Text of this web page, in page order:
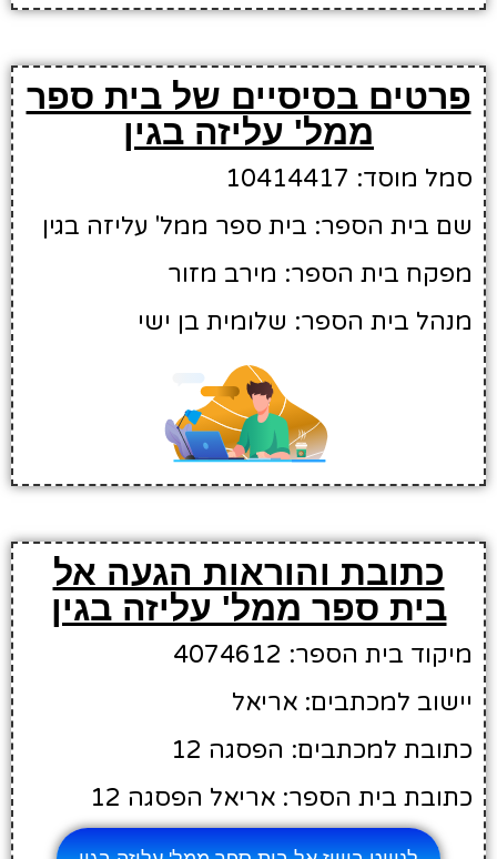
פרטים בסיסיים של בית ספר
ממל' עליזה בגין
סמל מוסד: 10414417
שם בית הספר: בית ספר ממל' עליזה בגין
מפקח בית הספר: מירב מזור
מנהל בית הספר: שלומית בן ישי
כתובת והוראות הגעה אל
בית ספר ממל' עליזה בגין
מיקוד בית הספר: 4074612
יישוב למכתבים: אריאל
כתובת למכתבים: הפסגה 12
כתובת בית הספר: אריאל הפסגה 12